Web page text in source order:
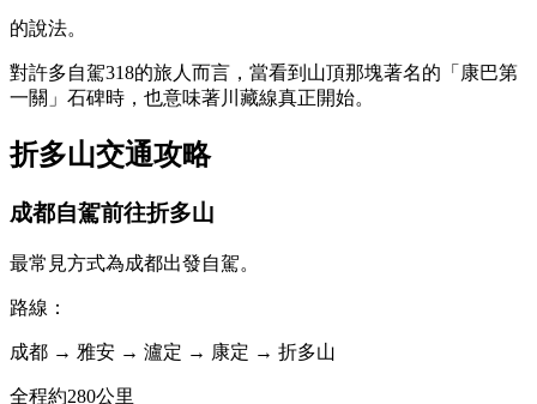
的說法。
對許多自駕318的旅人而言，當看到山頂那塊著名的「康巴第
一關」石碑時，也意味著川藏線真正開始。
折多山交通攻略
成都自駕前往折多山
最常見方式為成都出發自駕。
路線：
成都 → 雅安 → 瀘定 → 康定 → 折多山
全程約280公里